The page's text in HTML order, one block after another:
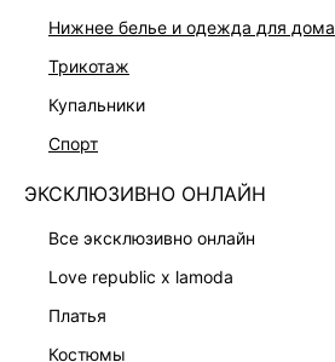
нижнее белье и одежда для дома
трикотаж
купальники
спорт
ЭКСКЛЮЗИВНО ОНЛАЙН
все эксклюзивно онлайн
love republic x lamoda
платья
костюмы
Скачать
в AppStore
КЛИЕНТАМ
ЛИЧНЫЙ КАБИНЕТ